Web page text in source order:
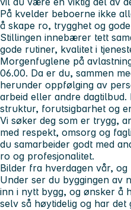
På kvelder beboerne ikke
å skape ro, trygghet og
Stillingen innebærer tett
gode rutiner, kvalitet i
Morgenfuglene på
06.00. Da er du, sammen
herunder oppfølging av
arbeid eller andre
struktur, forutsigbarhet og
Vi søker deg som er trygg,
med respekt, omsorg og
du samarbeider godt med
ro og profesjonalitet.
Bilder fra hverdagen vår, og
Under ser du byggingen av
inn i nytt bygg, og ønsker å
selv så høytidelig og har det